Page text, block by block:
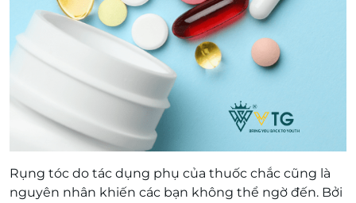
Rụng tóc do tác dụng phụ của thuốc chắc cũng là
nguyên nhân khiến các bạn không thể ngờ đến. Bởi